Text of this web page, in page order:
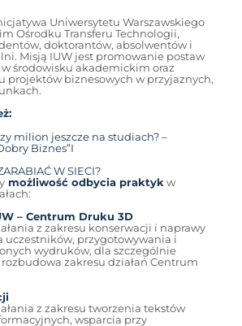
Uniwersytetu Warszawskiego
Ośrodku Transferu Technologii,
doktorantów, absolwentów i
Misją IUW jest promowanie postaw
środowisku akademickim oraz
projektów biznesowych w przyjaznych,
milion jeszcze na studiach? –
Biznes”I
W SIECI?
możliwość odbycia praktyk w
– Centrum Druku 3D
z zakresu konserwacji i naprawy
uczestników, przygotowywania i
wydruków, dla szczególnie
zakresu działań Centrum
z zakresu tworzenia tekstów
wsparcia przy